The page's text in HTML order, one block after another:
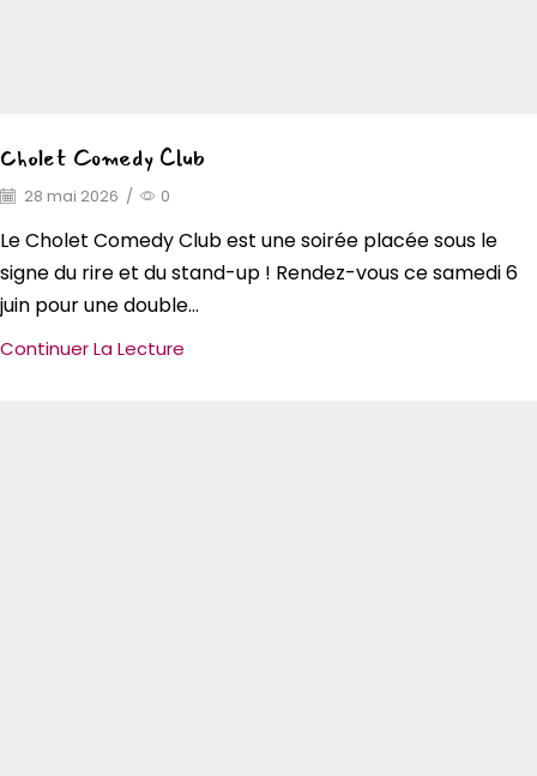
Cholet Comedy Club
28 mai 2026 / 0
Le Cholet Comedy Club est une soirée placée sous le
signe du rire et du stand-up ! Rendez-vous ce samedi 6
juin pour une double...
Continuer La Lecture